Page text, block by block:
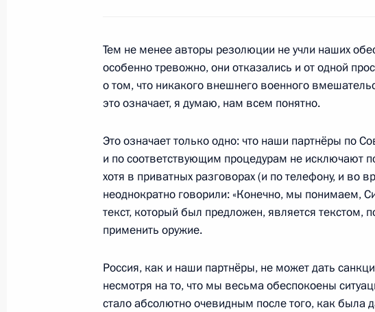
Дмитрий Медведев выразил соболезнования
Башару Асаду в связи с террористическим
повлёкшем многочисленные человеческие
Встреча с Президентом Сирии Башаром
21 августа 2008 года, 16:00
Дмитрий Медведев подписал Федеральный
Соглашения между правительствами России и
об урегулировании задолженности Сирийской
Тем не менее авторы резолюции не учли наших
особенно тревожно, они отказались и от одной
о том, что никакого внешнего военного
это означает, я думаю, нам всем понятно.
Это означает только одно: что наши партнёры по
и по соответствующим процедурам не исключают
хотя в приватных разговорах (и по телефону, и во
неоднократно говорили: «Конечно, мы понимаем,
текст, который был предложен, является
применить оружие.
Россия, как и наши партнёры, не может дать
несмотря на то, что мы весьма обеспокоены
стало абсолютно очевидным после того, как была